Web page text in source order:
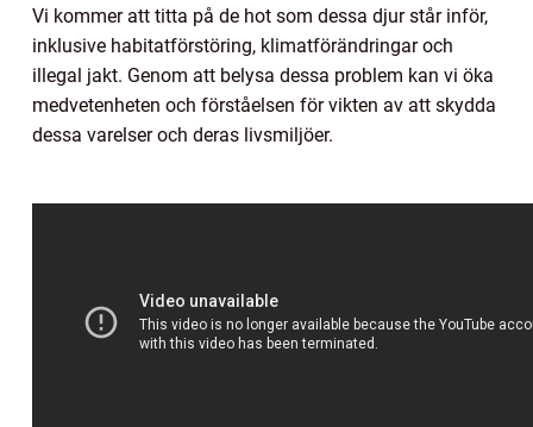
Vi kommer att titta på de hot som dessa djur står inför,
inklusive habitatförstöring, klimatförändringar och
illegal jakt. Genom att belysa dessa problem kan vi öka
medvetenheten och förståelsen för vikten av att skydda
dessa varelser och deras livsmiljöer.